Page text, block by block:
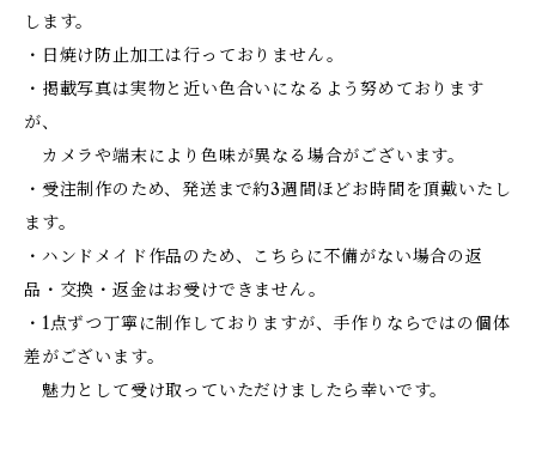
します。
・日焼け防止加工は行っておりません。
・掲載写真は実物と近い色合いになるよう努めております
が、
カメラや端末により色味が異なる場合がございます。
・受注制作のため、発送まで約3週間ほどお時間を頂戴いたし
ます。
・ハンドメイド作品のため、こちらに不備がない場合の返
品・交換・返金はお受けできません。
・1点ずつ丁寧に制作しておりますが、手作りならではの個体
差がございます。
魅力として受け取っていただけましたら幸いです。